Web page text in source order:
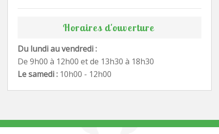
Horaires d'ouverture
Du lundi au vendredi :
De 9h00 à 12h00 et de 13h30 à 18h30
Le samedi : 10h00 - 12h00